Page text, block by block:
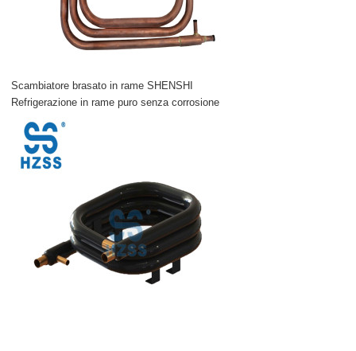
Scambiatore brasato in rame SHENSHI
Refrigerazione in rame puro senza corrosione